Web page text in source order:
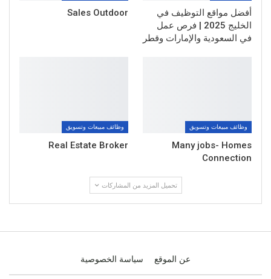
أفضل مواقع التوظيف في
الخليج 2025 | فرص عمل
في السعودية والإمارات وقطر
Sales Outdoor
وظائف مبيعات وتسويق
Many jobs- Homes
Connection
وظائف مبيعات وتسويق
Real Estate Broker
تحميل المزيد من المشاركات
عن الموقع سياسة الخصوصية